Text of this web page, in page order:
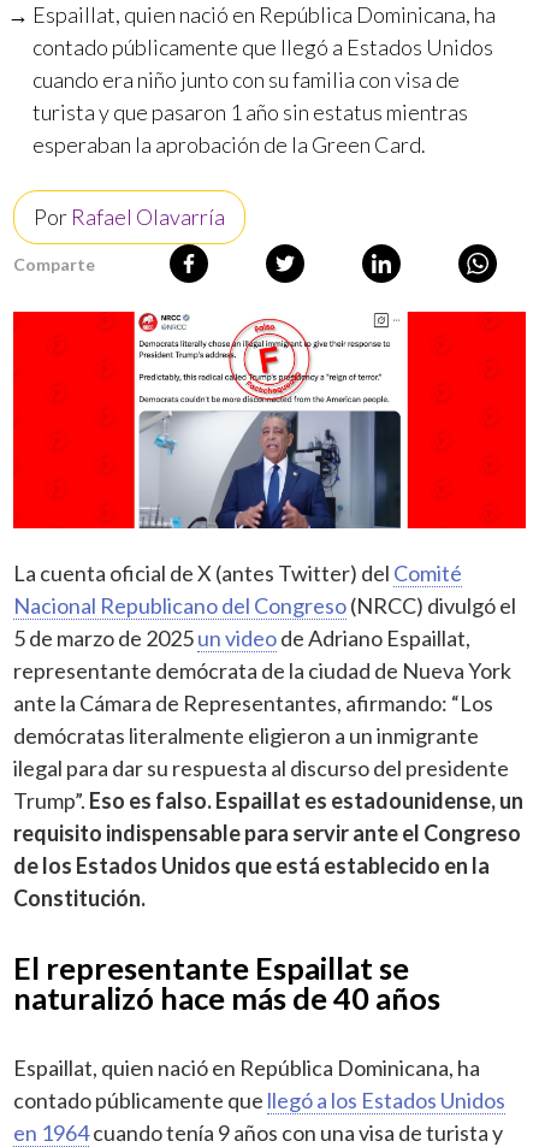
Espaillat, quien nació en República Dominicana, ha
contado públicamente que llegó a Estados Unidos
cuando era niño junto con su familia con visa de
turista y que pasaron 1 año sin estatus mientras
esperaban la aprobación de la Green Card.
Por Rafael Olavarría
Comparte
La cuenta oficial de X (antes Twitter) del Comité
Nacional Republicano del Congreso(NRCC) divulgó el
5 de marzo de 2025un videode Adriano Espaillat,
representante demócrata de la ciudad de Nueva York
ante la Cámara de Representantes, afirmando: “Los
demócratas literalmente eligieron a un inmigrante
ilegal para dar su respuesta al discurso del presidente
Trump”. Eso es falso. Espaillat es estadounidense, un
requisito indispensable para servir ante el Congreso
de los Estados Unidos que está establecido en la
Constitución.
El representante Espaillat se
naturalizó hace más de 40 años
Espaillat, quien nació en República Dominicana, ha
contado públicamente que llegó a los Estados Unidos
en 1964cuando tenía 9 años con una visa de turista y